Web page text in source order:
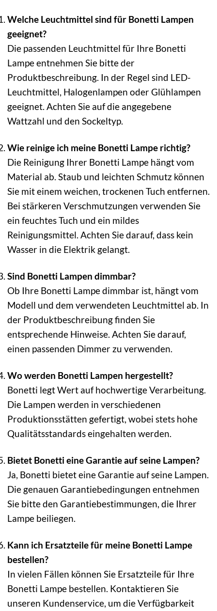
Welche Leuchtmittel sind für Bonetti Lampen
geeignet?
Die passenden Leuchtmittel für Ihre Bonetti
Lampe entnehmen Sie bitte der
Produktbeschreibung. In der Regel sind LED-
Leuchtmittel, Halogenlampen oder Glühlampen
geeignet. Achten Sie auf die angegebene
Wattzahl und den Sockeltyp.
Wie reinige ich meine Bonetti Lampe richtig?
Die Reinigung Ihrer Bonetti Lampe hängt vom
Material ab. Staub und leichten Schmutz können
Sie mit einem weichen, trockenen Tuch entfernen.
Bei stärkeren Verschmutzungen verwenden Sie
ein feuchtes Tuch und ein mildes
Reinigungsmittel. Achten Sie darauf, dass kein
Wasser in die Elektrik gelangt.
Sind Bonetti Lampen dimmbar?
Ob Ihre Bonetti Lampe dimmbar ist, hängt vom
Modell und dem verwendeten Leuchtmittel ab. In
der Produktbeschreibung finden Sie
entsprechende Hinweise. Achten Sie darauf,
einen passenden Dimmer zu verwenden.
Wo werden Bonetti Lampen hergestellt?
Bonetti legt Wert auf hochwertige Verarbeitung.
Die Lampen werden in verschiedenen
Produktionsstätten gefertigt, wobei stets hohe
Qualitätsstandards eingehalten werden.
Bietet Bonetti eine Garantie auf seine Lampen?
Ja, Bonetti bietet eine Garantie auf seine Lampen.
Die genauen Garantiebedingungen entnehmen
Sie bitte den Garantiebestimmungen, die Ihrer
Lampe beiliegen.
Kann ich Ersatzteile für meine Bonetti Lampe
bestellen?
In vielen Fällen können Sie Ersatzteile für Ihre
Bonetti Lampe bestellen. Kontaktieren Sie
unseren Kundenservice, um die Verfügbarkeit